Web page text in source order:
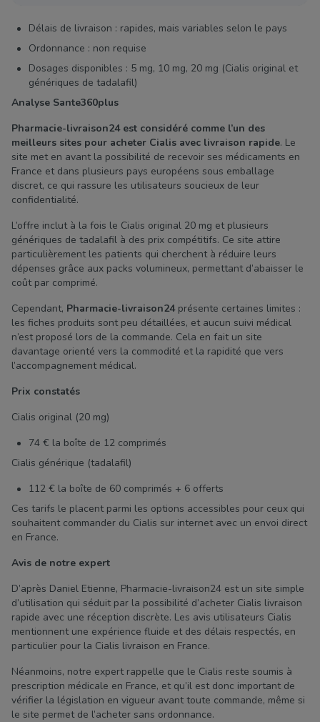
Délais de livraison : rapides, mais variables selon le pays
Ordonnance : non requise
Dosages disponibles : 5 mg, 10 mg, 20 mg (Cialis original et
génériques de tadalafil)
Analyse Sante360plus
Pharmacie-livraison24 est considéré comme l’un des
meilleurs sites pour acheter Cialis avec livraison rapide. Le
site met en avant la possibilité de recevoir ses médicaments en
France et dans plusieurs pays européens sous emballage
discret, ce qui rassure les utilisateurs soucieux de leur
confidentialité.
L’offre inclut à la fois le Cialis original 20 mg et plusieurs
génériques de tadalafil à des prix compétitifs. Ce site attire
particulièrement les patients qui cherchent à réduire leurs
dépenses grâce aux packs volumineux, permettant d’abaisser le
coût par comprimé.
Cependant, Pharmacie-livraison24présente certaines limites :
les fiches produits sont peu détaillées, et aucun suivi médical
n’est proposé lors de la commande. Cela en fait un site
davantage orienté vers la commodité et la rapidité que vers
l’accompagnement médical.
Prix constatés
Cialis original (20 mg)
74 € la boîte de 12 comprimés
Cialis générique (tadalafil)
112 € la boîte de 60 comprimés + 6 offerts
Ces tarifs le placent parmi les options accessibles pour ceux qui
souhaitent commander du Cialis sur internet avec un envoi direct
en France.
Avis de notre expert
D’après Daniel Etienne, Pharmacie-livraison24 est un site simple
d’utilisation qui séduit par la possibilité d’acheter Cialis livraison
rapide avec une réception discrète. Les avis utilisateurs Cialis
mentionnent une expérience fluide et des délais respectés, en
particulier pour la Cialis livraison en France.
Néanmoins, notre expert rappelle que le Cialis reste soumis à
prescription médicale en France, et qu’il est donc important de
vérifier la législation en vigueur avant toute commande, même si
le site permet de l’acheter sans ordonnance.